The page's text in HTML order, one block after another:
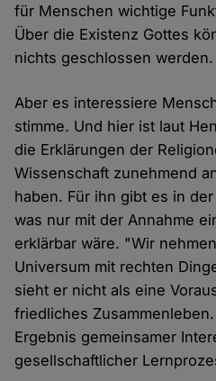
für Menschen wichtige
Über die Existenz Gottes
nichts geschlossen werden.
Aber es interessiere
stimme. Und hier ist laut
die Erklärungen der
Wissenschaft zunehmend
haben. Für ihn gibt es in
was nur mit der Annahme
erklärbar wäre. "Wir
Universum mit rechten
sieht er nicht als eine
friedliches
Ergebnis gemeinsamer
gesellschaftlicher